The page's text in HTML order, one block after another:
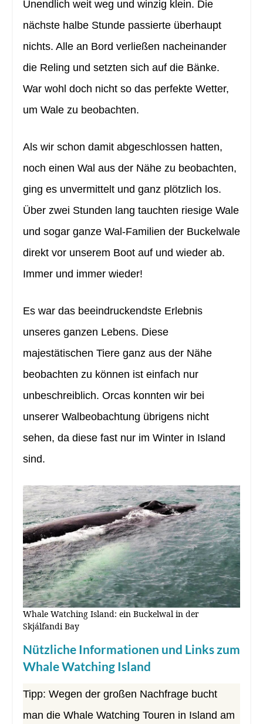
Unendlich weit weg und winzig klein. Die
nächste halbe Stunde passierte überhaupt
nichts. Alle an Bord verließen nacheinander
die Reling und setzten sich auf die Bänke.
War wohl doch nicht so das perfekte Wetter,
um Wale zu beobachten.
Als wir schon damit abgeschlossen hatten,
noch einen Wal aus der Nähe zu beobachten,
ging es unvermittelt und ganz plötzlich los.
Über zwei Stunden lang tauchten riesige Wale
und sogar ganze Wal-Familien der Buckelwale
direkt vor unserem Boot auf und wieder ab.
Immer und immer wieder!
Es war das beeindruckendste Erlebnis
unseres ganzen Lebens. Diese
majestätischen Tiere ganz aus der Nähe
beobachten zu können ist einfach nur
unbeschreiblich. Orcas konnten wir bei
unserer Walbeobachtung übrigens nicht
sehen, da diese fast nur im Winter in Island
sind.
Whale Watching Island: ein Buckelwal in der
Skjálfandi Bay
Nützliche Informationen und Links zum
Whale Watching Island
Tipp: Wegen der großen Nachfrage bucht
man die Whale Watching Touren in Island am